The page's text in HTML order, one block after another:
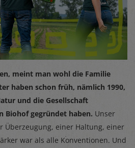
meint man wohl die Familie
haben schon früh, nämlich 1990,
und die Gesellschaft
Biohof gegründet haben. Unser
Überzeugung, einer Haltung, einer
war als alle Konventionen. Und